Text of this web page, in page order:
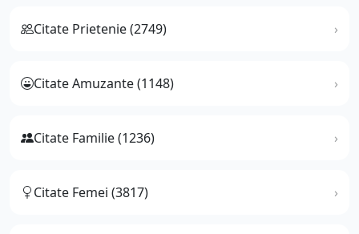
Citate Prietenie (2749)
Citate Amuzante (1148)
Citate Familie (1236)
Citate Femei (3817)